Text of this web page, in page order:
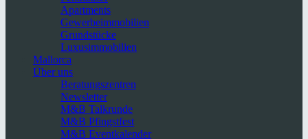
Apartments
Gewerbeimmobilien
Grundstücke
Luxusimmobilien
Mallorca
Über uns
Beratungszentren
Newsletter
M&B Talkrunde
M&B Pfingstfest
M&B Eventkalender